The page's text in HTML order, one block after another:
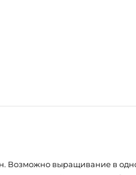
Возможно выращивание в